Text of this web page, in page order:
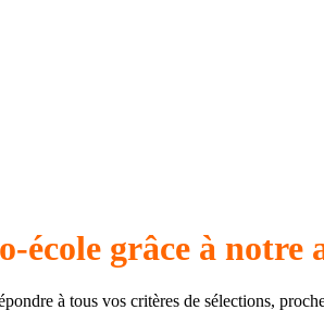
école grâce à notre
à tous vos critères de sélections,